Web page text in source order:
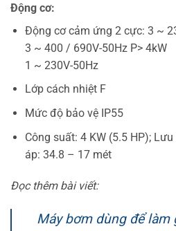
Động cơ:
Động cơ cảm ứng 2 cực: 3 ~
3 ~ 400 / 690V-50Hz P> 4kW
1 ~ 230V-50Hz
Lớp cách nhiệt F
Mức độ bảo vệ IP55
Công suất: 4 KW (5.5 HP);
áp: 34.8 – 17 mét
Đọc thêm bài viết:
Máy bơm dùng để làm